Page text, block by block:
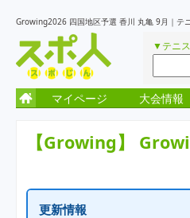
Growing2026 四国地区予選 香川 丸亀 9月｜テ
▼テニ
マイページ 大会情報
【Growing】
更新情報